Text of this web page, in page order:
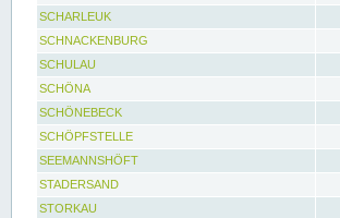
SCHARLEUK
SCHNACKENBURG
SCHULAU
SCHÖNA
SCHÖNEBECK
SCHÖPFSTELLE
SEEMANNSHÖFT
STADERSAND
STORKAU